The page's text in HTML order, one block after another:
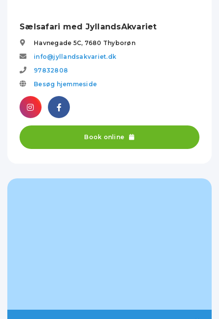
Sælsafari med JyllandsAkvariet
Havnegade 5C, 7680 Thyborøn
info@jyllandsakvariet.dk
97832808
Besøg hjemmeside
Book online